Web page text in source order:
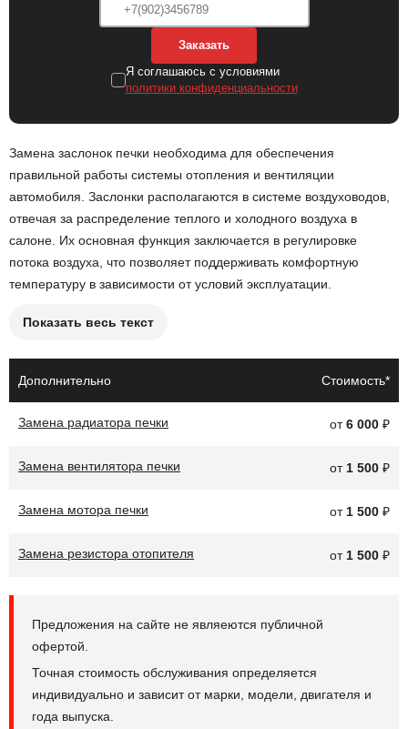
Заказать
Я соглашаюсь с условиями
политики конфиденциальности
Замена заслонок печки необходима для обеспечения
правильной работы системы отопления и вентиляции
автомобиля. Заслонки располагаются в системе воздуховодов,
отвечая за распределение теплого и холодного воздуха в
салоне. Их основная функция заключается в регулировке
потока воздуха, что позволяет поддерживать комфортную
температуру в зависимости от условий эксплуатации.
Причины замены заслонок печки могут включать:
Неисправность механизма заслонки, что приводит к
Застревание заслонки в открытом или закрытом
обеспечивать более точное распределение воздуха, что
Показать весь текст
Дополнительно Стоимость*
Замена радиатора печки от6 000 ₽
Замена вентилятора печки от 1 500 ₽
Замена мотора печки от 1 500 ₽
Замена резистора отопителя от 1 500 ₽
Предложения на сайте не являеются публичной
офертой.
Точная стоимость обслуживания определяется
индивидуально и зависит от марки, модели, двигателя и
года выпуска.